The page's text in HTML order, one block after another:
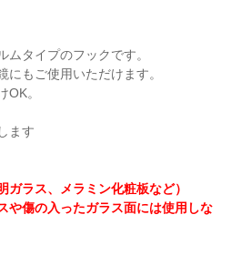
タイプのフックです。
もご使用いただけます。
。
ます
ラス、メラミン化粧板など）
や傷の入ったガラス面には使用しな